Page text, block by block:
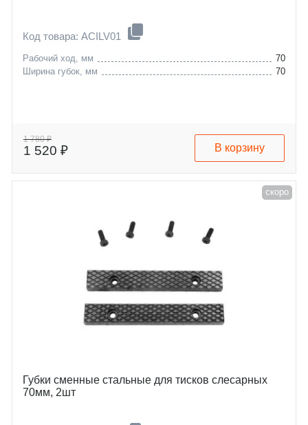
Код товара: ACILV01
Рабочий ход, мм
70
Ширина губок, мм
70
1 780 ₽
1 520 ₽ В корзину
скоро
Губки сменные стальные для тисков слесарных
70мм, 2шт